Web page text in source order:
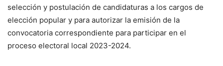
selección y postulación de candidaturas a los cargos de
elección popular y para autorizar la emisión de la
convocatoria correspondiente para participar en el
proceso electoral local 2023-2024.